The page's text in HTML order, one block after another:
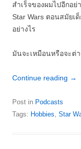
สำเร็จของผมไปอีกอย่
Star Wars ตอนสมัยเ
อย่างไร
มันจะเหมือนหรือจะต่
Continue reading →
Post in Podcasts
Tags: Hobbies, Star